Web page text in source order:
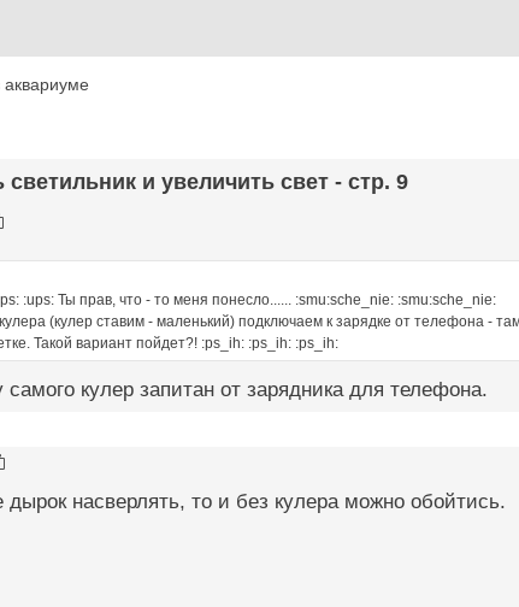
светильник и увеличить свет - стр. 9
:ups: Ты прав, что - то меня понесло...... :smu:sche_nie: :smu:sche_nie:
(кулер ставим - маленький) подключаем к зарядке от телефона -
Такой вариант пойдет?! :ps_ih: :ps_ih: :ps_ih:
самого кулер запитан от зарядника для телефона.
насверлять, то и без кулера можно обойтись.